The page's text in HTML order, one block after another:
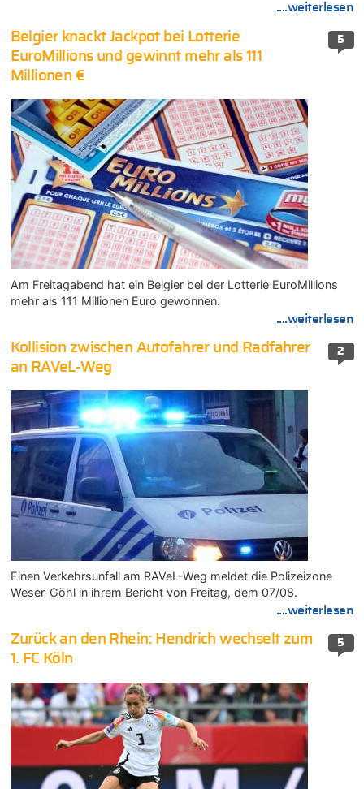
....weiterlesen
5
Belgier knackt Jackpot bei Lotterie
EuroMillions und gewinnt mehr als 111
Millionen €
Am Freitagabend hat ein Belgier bei der Lotterie EuroMillions
mehr als 111 Millionen Euro gewonnen.
....weiterlesen
2
Kollision zwischen Autofahrer und Radfahrer
an RAVeL-Weg
Einen Verkehrsunfall am RAVeL-Weg meldet die Polizeizone
Weser-Göhl in ihrem Bericht von Freitag, dem 07/08.
....weiterlesen
5
Zurück an den Rhein: Hendrich wechselt zum
1. FC Köln